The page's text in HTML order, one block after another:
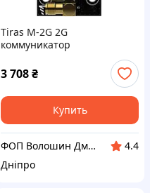
Tiras M-2G 2G
коммуникатор
3 708₴
Купить
ФОП Волошин Дмитро Олексійович
4.4
Дніпро